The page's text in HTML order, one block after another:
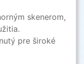
skenerom,
pre široké